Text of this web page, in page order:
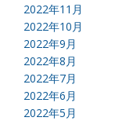
2022年11月
2022年10月
2022年9月
2022年8月
2022年7月
2022年6月
2022年5月